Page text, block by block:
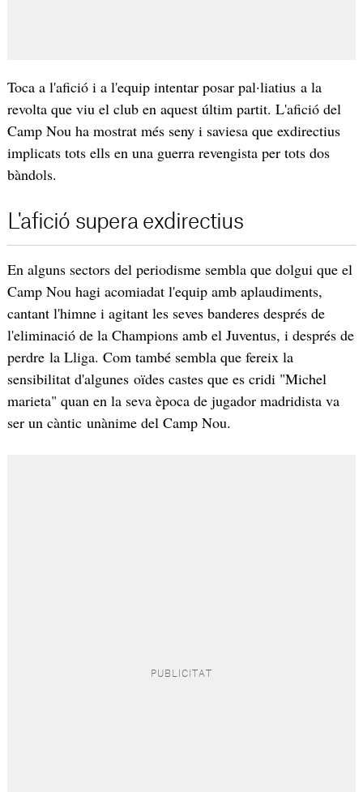
Toca a l'afició i a l'equip intentar posar pal·liatius a la
revolta que viu el club en aquest últim partit. L'afició del
Camp Nou ha mostrat més seny i saviesa que exdirectius
implicats tots ells en una guerra revengista per tots dos
bàndols.
L'afició supera exdirectius
En alguns sectors del periodisme sembla que dolgui que el
Camp Nou hagi acomiadat l'equip amb aplaudiments,
cantant l'himne i agitant les seves banderes després de
l'eliminació de la Champions amb el Juventus, i després de
perdre la Lliga. Com també sembla que fereix la
sensibilitat d'algunes oïdes castes que es cridi "Michel
marieta" quan en la seva època de jugador madridista va
ser un càntic unànime del Camp Nou.